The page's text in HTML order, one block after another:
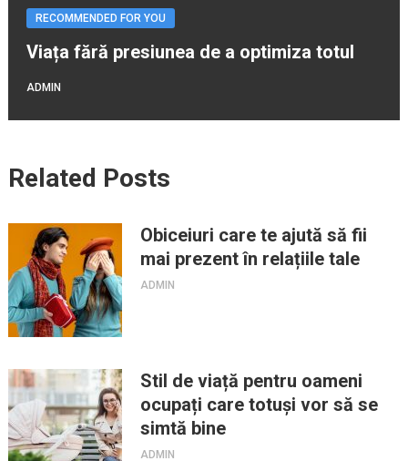
RECOMMENDED FOR YOU
Viața fără presiunea de a optimiza totul
ADMIN
Related Posts
Obiceiuri care te ajută să fii
mai prezent în relațiile tale
ADMIN
Stil de viață pentru oameni
ocupați care totuși vor să se
simtă bine
ADMIN